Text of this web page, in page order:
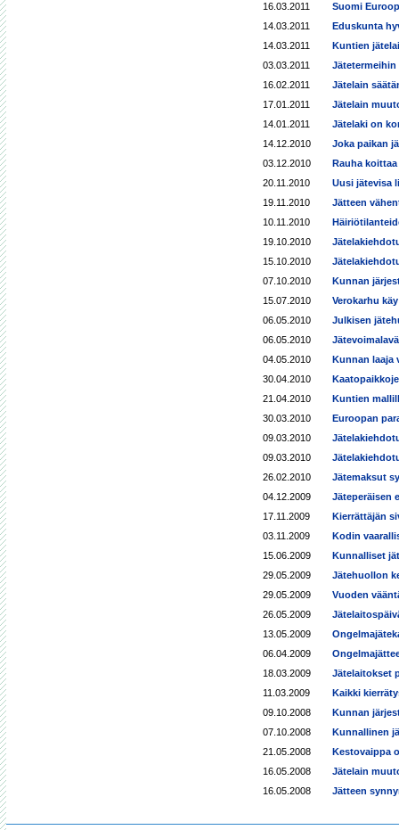
16.03.2011
Suomi
14.03.2011
Eduskunta
14.03.2011
Kuntien
03.03.2011
Jätetermeihin
16.02.2011
Jätelain
17.01.2011
Jätelain
14.01.2011
Jätelaki on
14.12.2010
Joka paikan
03.12.2010
Rauha
20.11.2010
Uusi jätevisa
19.11.2010
Jätteen
10.11.2010
19.10.2010
15.10.2010
07.10.2010
Kunnan
15.07.2010
Verokarhu
06.05.2010
Julkisen
06.05.2010
04.05.2010
Kunnan laaja
30.04.2010
21.04.2010
Kuntien
30.03.2010
Euroopan
09.03.2010
09.03.2010
26.02.2010
Jätemaksut
04.12.2009
Jäteperäisen
17.11.2009
Kierrättäjän
03.11.2009
Kodin
15.06.2009
Kunnalliset
29.05.2009
Jätehuollon
29.05.2009
Vuoden
26.05.2009
13.05.2009
06.04.2009
18.03.2009
Jätelaitokset
11.03.2009
Kaikki
09.10.2008
Kunnan
07.10.2008
Kunnallinen
21.05.2008
Kestovaippa
16.05.2008
Jätelain
16.05.2008
Jätteen